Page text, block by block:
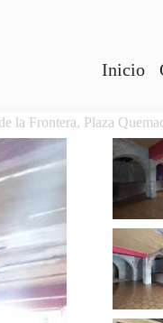
Inicio
la Frontera, Plaza